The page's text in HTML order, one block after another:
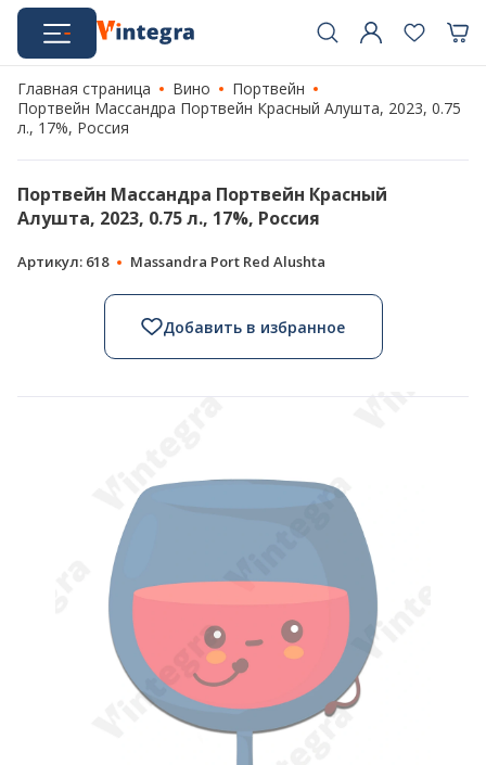
Главная страница Вино
Портвейн
Портвейн Массандра Портвейн Красный Алушта, 2023, 0.75
л., 17%, Россия
Портвейн Массандра Портвейн Красный
Алушта, 2023, 0.75 л., 17%, Россия
Артикул: 618 Massandra Port Red Alushta
Добавить в избранное